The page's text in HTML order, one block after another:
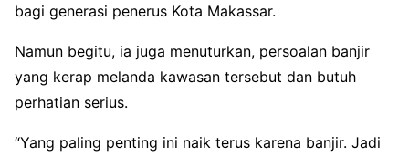
bagi generasi penerus Kota Makassar.
Namun begitu, ia juga menuturkan, persoalan banjir
yang kerap melanda kawasan tersebut dan butuh
perhatian serius.
“Yang paling penting ini naik terus karena banjir. Jadi